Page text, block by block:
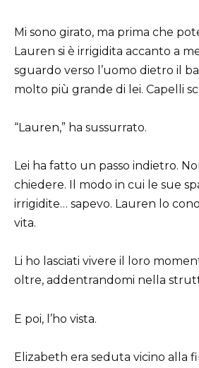
Mi sono girato, ma prima che
Lauren si è irrigidita accanto a
sguardo verso l’uomo dietro il
molto più grande di lei. Capelli
“Lauren,” ha sussurrato.
Lei ha fatto un passo indietro.
chiedere. Il modo in cui le sue
irrigidite… sapevo. Lauren lo
vita.
Li ho lasciati vivere il loro
oltre, addentrandomi nella
E poi, l’ho vista.
Elizabeth era seduta vicino alla